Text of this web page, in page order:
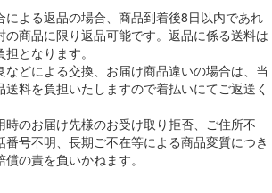
による返品の場合、商品到着後8日以内であれ
の商品に限り返品可能です。返品に係る送料は
となります。
などによる交換、お届け商品違いの場合は、当
送料を負担いたしますので着払いにてご返送く
時のお届け先様のお受け取り拒否、ご住所不
番号不明、長期ご不在等による商品変質につき
償の責を負いかねます。